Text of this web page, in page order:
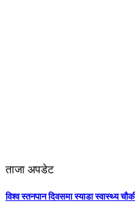
ताजा अपडेट
विश्व स्तनपान दिवसमा स्याडा स्वास्थ्य